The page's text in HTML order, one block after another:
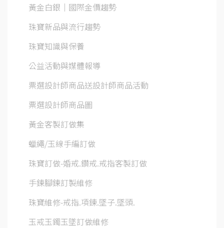
黃金白銀│國際金價趨勢
珠寶新品與流行趨勢
珠寶知識與保養
公益活動與媒體報導
票選設計師商品送設計師商品活動
票選設計師商品圖
黃金客製訂做集
蠟繩/玉線手編訂做
珠寶訂做-婚戒.鑽戒.戒指客製訂做
手鍊腳鍊訂製維修
珠寶維修-戒指.項鍊.墜子.墜頭.
玉戒玉鐲玉墜訂做維修